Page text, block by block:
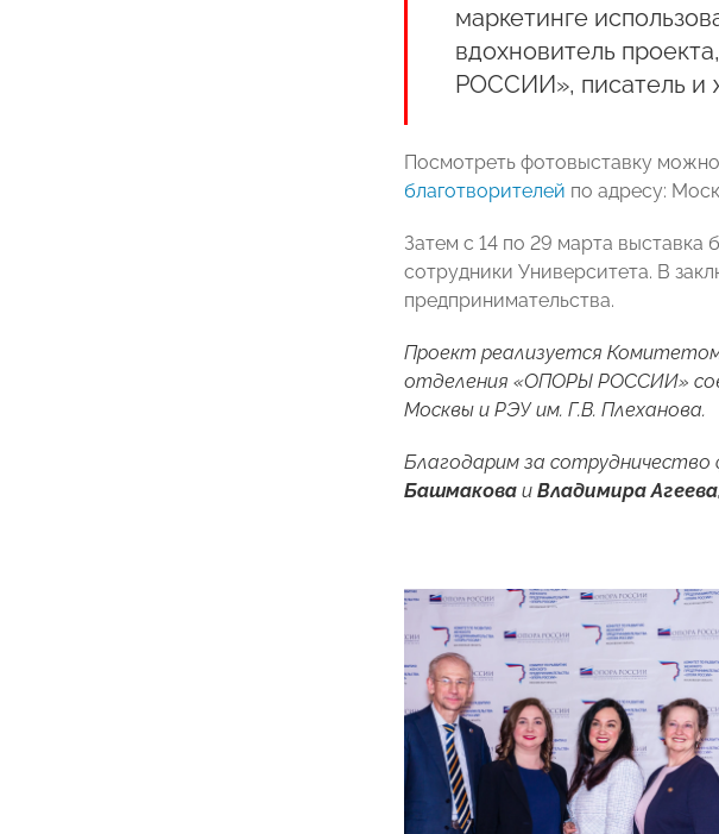
маркетинге
вдохновитель
РОССИИ», писатель и
Посмотреть фотовыставку
благотворителей по адресу:
Затем с 14 по 29 марта выставка
сотрудники Университета. В
предпринимательства.
Проект реализуется
отделения «ОПОРЫ РОССИИ»
Москвы и РЭУ им. Г.В. Плеханова.
Благодарим за
Башмакова и Владимира Агеева